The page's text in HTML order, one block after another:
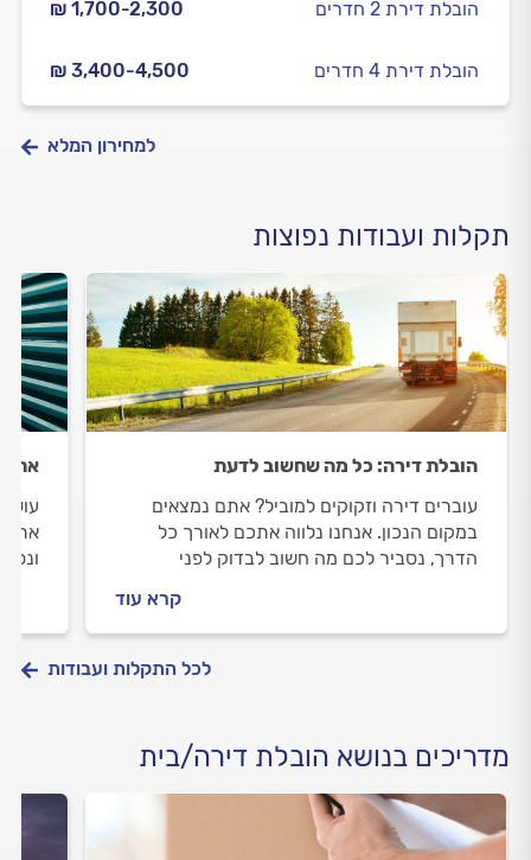
₪ 1,700-2,300 הובלת דירת 2 חדרים
₪ 3,400-4,500 הובלת דירת 4 חדרים
למחירון המלא
תקלות ועבודות נפוצות
הובלת דירה: כל מה שחשוב לדעת
עוברים דירה וזקוקים למוביל? אתם נמצאים
במקום הנכון. אנחנו נלווה אתכם לאורך כל
הדרך, נסביר לכם מה חשוב לבדוק לפני
קרא עוד
אתם
לכל התקלות ועבודות
מדריכים בנושא הובלת דירה/בית